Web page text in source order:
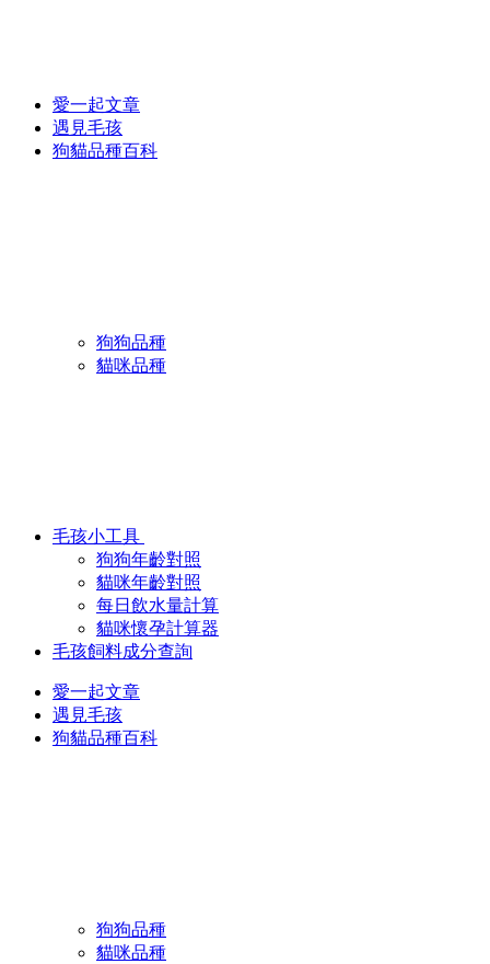
愛一起文章
遇見毛孩
狗貓品種百科
狗狗品種
貓咪品種
毛孩小工具
狗狗年齡對照
貓咪年齡對照
每日飲水量計算
貓咪懷孕計算器
毛孩飼料成分查詢
愛一起文章
遇見毛孩
狗貓品種百科
狗狗品種
貓咪品種